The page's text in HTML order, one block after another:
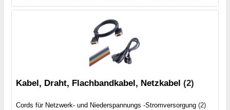
Kabel, Draht, Flachbandkabel, Netzkabel (2)
Cords für Netzwerk- und Niederspannungs -Stromversorgung (2)